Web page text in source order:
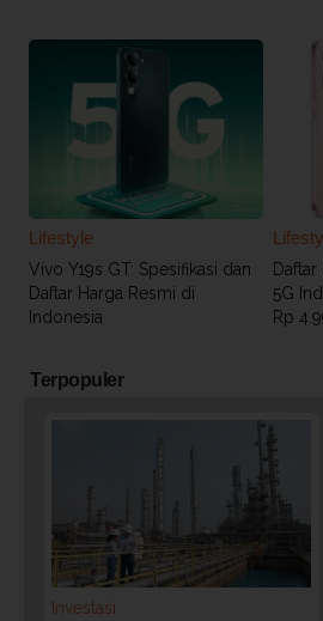
Lifestyle
Vivo Y19s GT: Spesifikasi dan
Daftar Harga Resmi di
Indonesia
Daftar
5G
Rp
Terpopuler
Investasi